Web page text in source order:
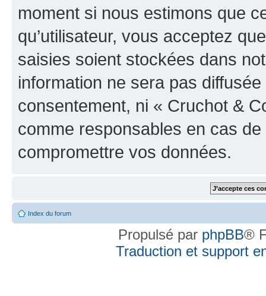
moment si nous estimons que
qu’utilisateur, vous acceptez
saisies soient stockées dans
information ne sera pas
consentement, ni « Cruchot &
comme responsables en cas
compromettre vos données.
Index du forum
Propulsé par phpBB®
Traduction et support